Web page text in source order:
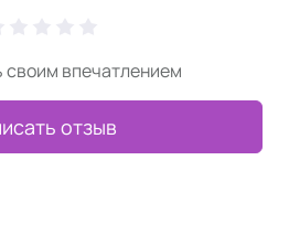
своим впечатлением
отзыв